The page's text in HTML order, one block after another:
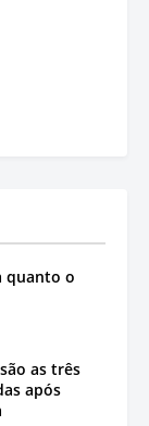
quanto o
as três
após